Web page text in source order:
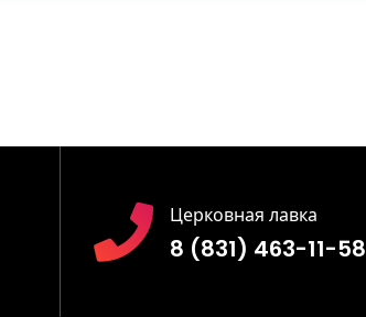
Церковная лавка
8 (831) 463-11-58